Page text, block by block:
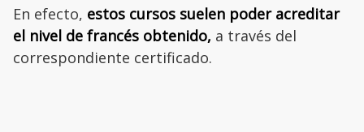
En efecto, estos cursos suelen poder acreditar
el nivel de francés obtenido, a través del
correspondiente certificado.